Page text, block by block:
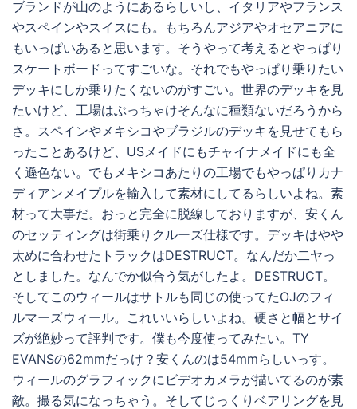
ブランドが山のようにあるらしいし、イタリアやフランス
やスペインやスイスにも。もちろんアジアやオセアニアに
もいっぱいあると思います。そうやって考えるとやっぱり
スケートボードってすごいな。それでもやっぱり乗りたい
デッキにしか乗りたくないのがすごい。世界のデッキを見
たいけど、工場はぶっちゃけそんなに種類ないだろうから
さ。スペインやメキシコやブラジルのデッキを見せてもら
ったことあるけど、USメイドにもチャイナメイドにも全
く遜色ない。でもメキシコあたりの工場でもやっぱりカナ
ディアンメイプルを輸入して素材にしてるらしいよね。素
材って大事だ。おっと完全に脱線しておりますが、安くん
のセッティングは街乗りクルーズ仕様です。デッキはやや
太めに合わせたトラックはDESTRUCT。なんだか二ヤっ
としました。なんでか似合う気がしたよ。DESTRUCT。
そしてこのウィールはサトルも同じの使ってたOJのフィ
ルマーズウィール。これいいらしいよね。硬さと幅とサイ
ズが絶妙って評判です。僕も今度使ってみたい。TY
EVANSの62mmだっけ？安くんのは54mmらしいっす。
ウィールのグラフィックにビデオカメラが描いてるのが素
敵。撮る気になっちゃう。そしてじっくりベアリングを見